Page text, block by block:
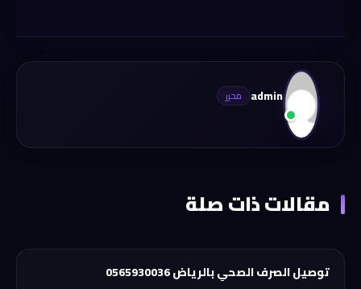
admin
مقالات ذات صلة
توصيل الصرف الصحي بالرياض 0565930036